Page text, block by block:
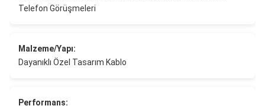
Telefon Görüşmeleri
Malzeme/Yapı:
Dayanıklı Özel Tasarım Kablo
Performans: